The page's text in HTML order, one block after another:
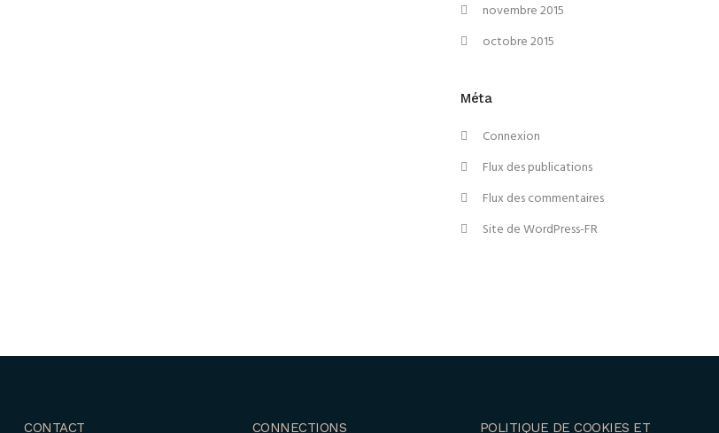
novembre 2015
octobre 2015
Méta
Connexion
Flux des publications
Flux des commentaires
Site de WordPress-FR
CONTACT CONNECTIONS
POLITIQUE DE COOKIES ET